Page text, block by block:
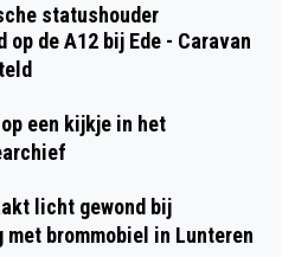
statushouder
op de A12 bij Ede - Caravan
een kijkje in het
licht gewond bij
met brommobiel in Lunteren